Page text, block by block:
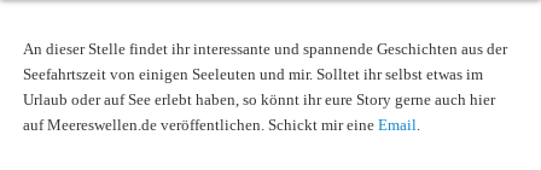
An dieser Stelle findet ihr interessante und spannende Geschichten aus der
Seefahrtszeit von einigen Seeleuten und mir. Solltet ihr selbst etwas im
Urlaub oder auf See erlebt haben, so könnt ihr eure Story gerne auch hier
auf Meereswellen.de veröffentlichen. Schickt mir eine Email.